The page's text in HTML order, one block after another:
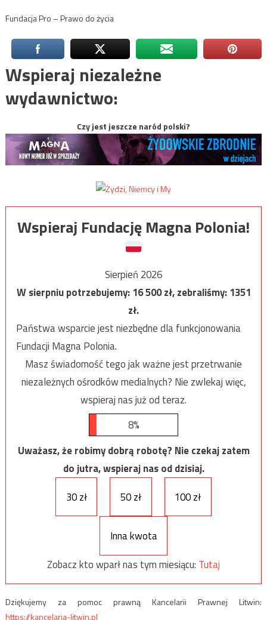
Fundacja Pro – Prawo do życia
Wspieraj niezależne
wydawnictwo:
Czy jest jeszcze naród polski?
Wspieraj Fundację Magna Polonia!
Sierpień 2026
W sierpniu potrzebujemy:16 500zł, zebraliśmy:1351
zł.
Państwa wsparcie jest niezbędne dla funkcjonowania
Fundacji Magna Polonia.
Masz świadomość tego jak ważne jest przetrwanie
niezależnych ośrodków medialnych? Nie zwlekaj więc,
wspieraj nas już od teraz.
8%
Uważasz, że robimy dobrą robotę? Nie czekaj zatem
do jutra, wspieraj nas od dzisiaj.
30 zł
50 zł 100 zł
Inna kwota
Zobacz kto wparł nas tym miesiącu: Tutaj
Dziękujemy za pomoc prawną Kancelarii Prawnej Litwin:
https://kancelaria-litwin.pl